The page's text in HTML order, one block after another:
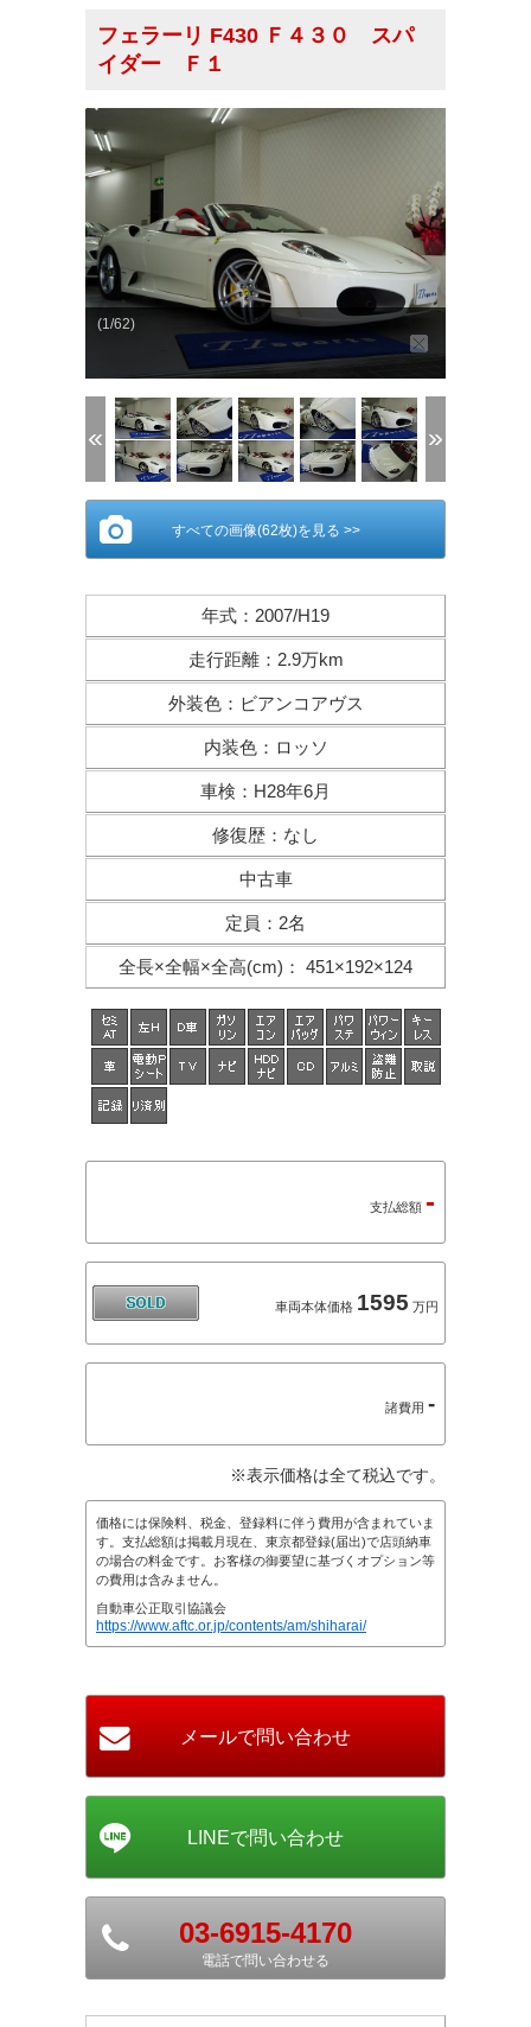
フェラーリ F430 Ｆ４３０ スパ
イダー Ｆ１
(1/62)
すべての画像(62枚)を見る >>
年式 ： 2007/H19
走行距離： 2.9万km
外装色： ビアンコアヴス
内装色： ロッソ
車検 ： H28年6月
修復歴 ： なし
中古車
定員 ： 2名
全長×全幅×全高(cm) ： 451×192×124
支払総額 -
車両本体価格 1595 万円
諸費用 -
※表示価格は全て税込です。
価格には保険料、税金、登録料に伴う費用が含まれていま
す。支払総額は掲載月現在、東京都登録(届出)で店頭納車
の場合の料金です。お客様の御要望に基づくオプション等
の費用は含みません。
自動車公正取引協議会
https://www.aftc.or.jp/contents/am/shiharai/
03-6915-4170
電話で問い合わせる